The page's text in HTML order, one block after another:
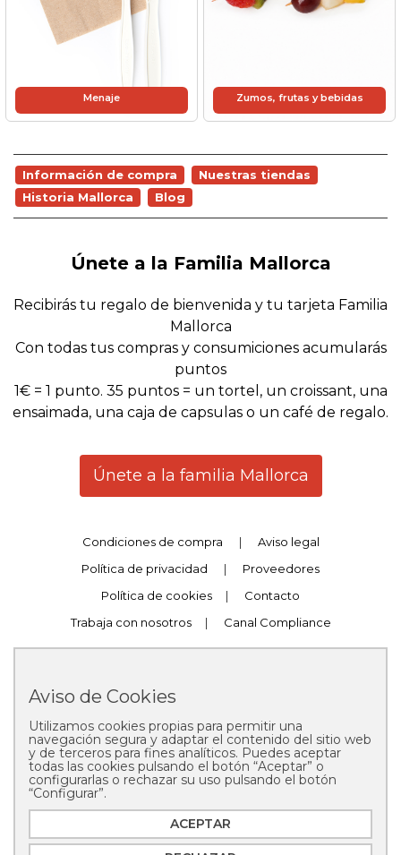
Menaje Zumos, frutas y bebidas
Información de compra
Nuestras tiendas
Historia Mallorca
Blog
Únete a la Familia Mallorca
Recibirás tu regalo de bienvenida y tu tarjeta Familia
Mallorca
Con todas tus compras y consumiciones acumularás
puntos
1€ = 1 punto. 35 puntos = un tortel, un croissant, una
ensaimada, una caja de capsulas o un café de regalo.
Únete a la familia Mallorca
Condiciones de compra |
Aviso legal
Política de privacidad
|
Proveedores
Política de cookies
|
Contacto
Trabaja con nosotros
| Canal Compliance
Copyright © 2025 Pastelería Mallorca
Aviso de Cookies
Utilizamos cookies propias para permitir una
navegación segura y adaptar el contenido del sitio web
y de terceros para fines analíticos. Puedes aceptar
todas las cookies pulsando el botón “Aceptar” o
configurarlas o rechazar su uso pulsando el botón
“Configurar”.
ACEPTAR